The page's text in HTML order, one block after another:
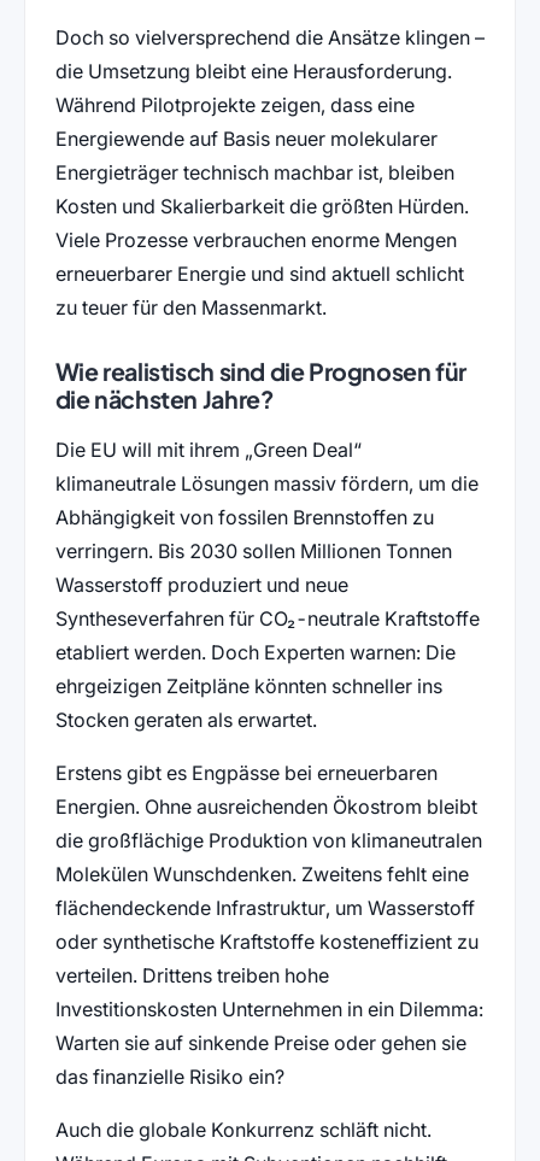
Doch so vielversprechend die Ansätze klingen –
die Umsetzung bleibt eine Herausforderung.
Während Pilotprojekte zeigen, dass eine
Energiewende auf Basis neuer molekularer
Energieträger technisch machbar ist, bleiben
Kosten und Skalierbarkeit die größten Hürden.
Viele Prozesse verbrauchen enorme Mengen
erneuerbarer Energie und sind aktuell schlicht
zu teuer für den Massenmarkt.
Wie realistisch sind die Prognosen für
die nächsten Jahre?
Die EU will mit ihrem „Green Deal“
klimaneutrale Lösungen massiv fördern, um die
Abhängigkeit von fossilen Brennstoffen zu
verringern. Bis 2030 sollen Millionen Tonnen
Wasserstoff produziert und neue
Syntheseverfahren für CO₂-neutrale Kraftstoffe
etabliert werden. Doch Experten warnen: Die
ehrgeizigen Zeitpläne könnten schneller ins
Stocken geraten als erwartet.
Erstens gibt es Engpässe bei erneuerbaren
Energien. Ohne ausreichenden Ökostrom bleibt
die großflächige Produktion von klimaneutralen
Molekülen Wunschdenken. Zweitens fehlt eine
flächendeckende Infrastruktur, um Wasserstoff
oder synthetische Kraftstoffe kosteneffizient zu
verteilen. Drittens treiben hohe
Investitionskosten Unternehmen in ein Dilemma:
Warten sie auf sinkende Preise oder gehen sie
das finanzielle Risiko ein?
Auch die globale Konkurrenz schläft nicht.